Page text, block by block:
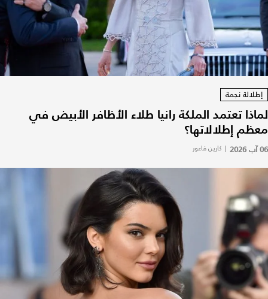
إطلالة نجمة
لماذا تعتمد الملكة رانيا طلاء الأظافر الأبيض في
معظم إطلالاتها؟
06 آب 2026 | كارين فاعور